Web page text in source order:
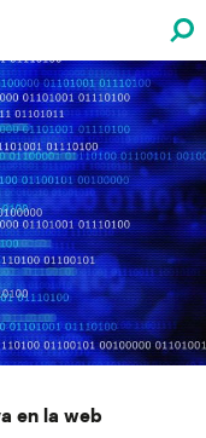
en la web